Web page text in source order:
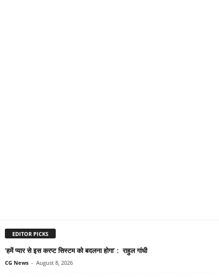
EDITOR PICKS
‘हमें प्यार से इस करप्ट सिस्टम को बदलना होगा’ : राहुल गांधी
CG News - August 8, 2026